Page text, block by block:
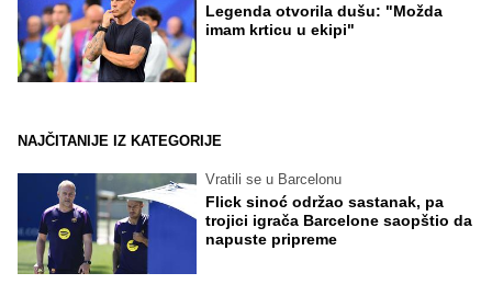
Legenda otvorila dušu: "Možda
imam krticu u ekipi"
NAJČITANIJE IZ KATEGORIJE
Vratili se u Barcelonu
Flick sinoć održao sastanak, pa
trojici igrača Barcelone saopštio da
napuste pripreme